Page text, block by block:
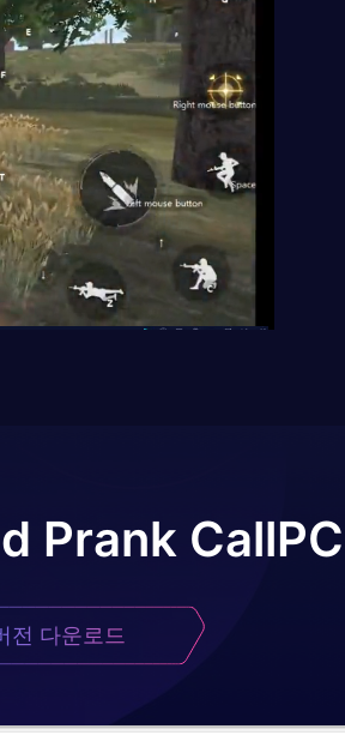
Prank Call
전 다운로드